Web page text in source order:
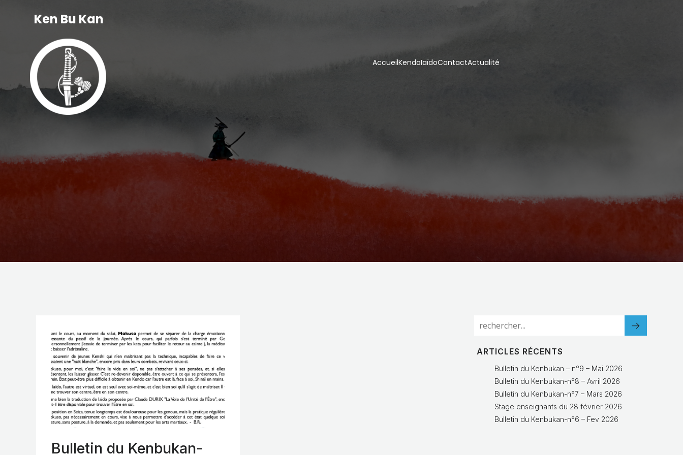
Ken Bu Kan
AccueilKendoIaïdoContactActualité
Bulletin du Kenbukan-
ARTICLES RÉCENTS
Bulletin du Kenbukan – n°9 – Mai 2026
Bulletin du Kenbukan-n°8 – Avril 2026
Bulletin du Kenbukan-n°7 – Mars 2026
Stage enseignants du 28 février 2026
Bulletin du Kenbukan-n°6 – Fev 2026